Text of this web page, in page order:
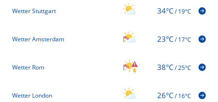
Wetter Stuttgart 34°C/19°C
Wetter Amsterdam 23°C/17°C
Wetter Rom 38°C/25°C
Wetter London 26°C/16°C